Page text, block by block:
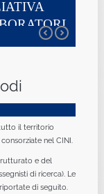
CFC
il territorio